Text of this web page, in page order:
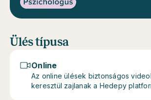
Ülés típusa
Online
Az online ülések biztonságos
keresztül zajlanak a Hedepy